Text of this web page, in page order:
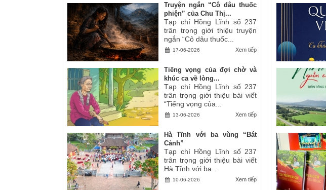
Truyện ngắn “Cô dâu thuốc
phiện” của Chu Thị...
Tạp chí Hồng Lĩnh số 237
trân trọng giới thiệu truyện
ngắn “Cô dâu thuốc...
Xem tiếp
17-06-2026
Tiếng vọng của đợi chờ và
khúc ca về lòng...
Tạp chí Hồng Lĩnh số 237
trân trọng giới thiệu bài viết
“Tiếng vọng của...
Xem tiếp
13-06-2026
Hà Tĩnh với ba vùng “Bát
Cảnh”
Tạp chí Hồng Lĩnh số 237
trân trọng giới thiệu bài viết
Hà Tĩnh với ba...
Xem tiếp
10-06-2026